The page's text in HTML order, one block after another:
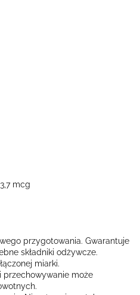
mcg
przygotowania. Gwarantuje
składniki odżywcze.
miarki.
przechowywanie może